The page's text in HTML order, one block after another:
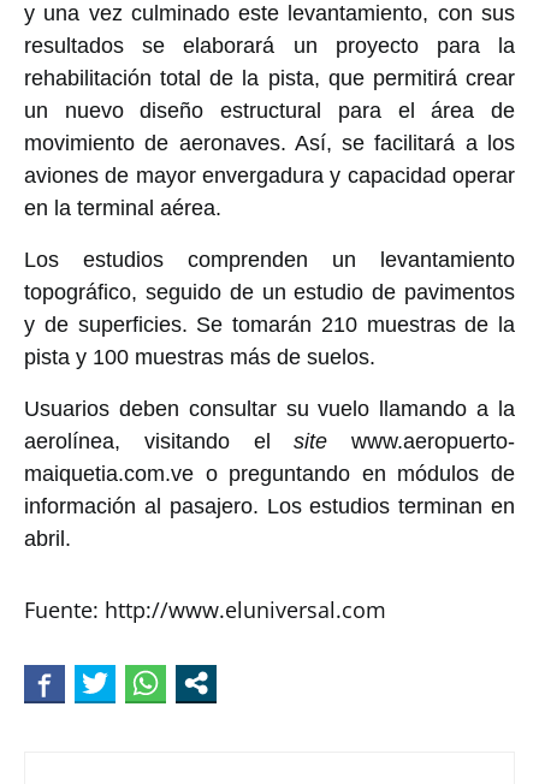
y una vez culminado este levantamiento, con sus
resultados se elaborará un proyecto para la
rehabilitación total de la pista, que permitirá crear
un nuevo diseño estructural para el área de
movimiento de aeronaves. Así, se facilitará a los
aviones de mayor envergadura y capacidad operar
en la terminal aérea.
Los estudios comprenden un levantamiento
topográfico, seguido de un estudio de pavimentos
y de superficies. Se tomarán 210 muestras de la
pista y 100 muestras más de suelos.
Usuarios deben consultar su vuelo llamando a la
aerolínea, visitando elsite www.aeropuerto-
maiquetia.com.ve o preguntando en módulos de
información al pasajero. Los estudios terminan en
abril.
Fuente: http://www.eluniversal.com